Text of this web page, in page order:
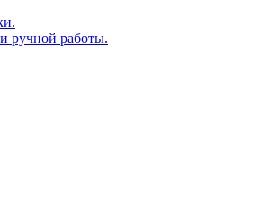
ручной работы.